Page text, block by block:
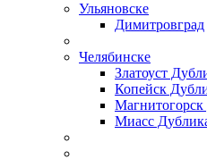
Ульяновске
Димитровград
Челябинске
Златоуст
Копейск
Миасс